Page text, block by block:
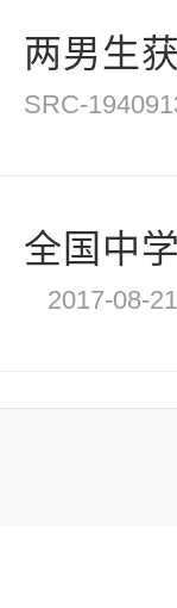
两男生
SRC-
全国中
2017-08-21